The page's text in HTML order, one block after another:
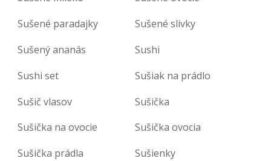
Sušené paradajky
Sušené slivky
Sušený ananás
Sushi
Sushi set
Sušiak na prádlo
Sušič vlasov
Sušička
Sušička na ovocie
Sušička ovocia
Sušička prádla
Sušienky